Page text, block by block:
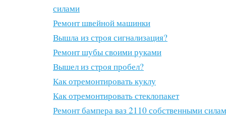
силами
Ремонт швейной машинки
Вышла из строя сигнализация?
Ремонт шубы своими руками
Вышел из строя пробел?
Как отремонтировать куклу
Как отремонтировать стеклопакет
Ремонт бампера ваз 2110 собственными